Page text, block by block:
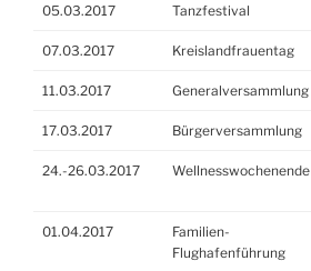
05.03.2017 Tanzfestival
07.03.2017 Kreislandfrauentag
11.03.2017 Generalversammlung
17.03.2017 Bürgerversammlung
24.-26.03.2017 Wellnesswochenende
01.04.2017
Familien-
Flughafenführung